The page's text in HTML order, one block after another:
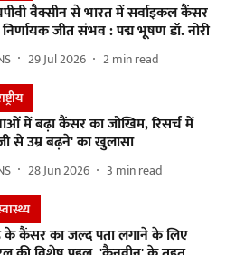
वैक्सीन से भारत में सर्वाइकल कैंसर
जीत संभव : पद्म भूषण डॉ. नोरी
29 Jul 2026 2min read
में बढ़ा कैंसर का जोखिम, रिसर्च में
से उम्र बढ़ने' का खुलासा
28 Jun 2026 3 min read
के कैंसर का जल्द पता लगाने के लिए